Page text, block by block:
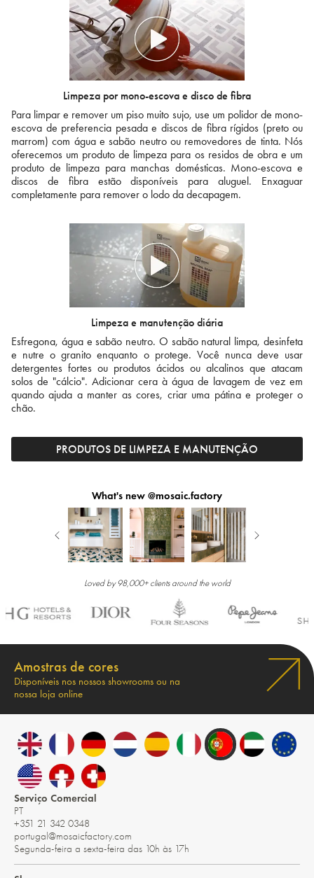
Limpeza por mono-escova e disco de fibra
Para limpar e remover um piso muito sujo, use um polidor de mono-
escova de preferencia pesada e discos de fibra rígidos (preto ou
marrom) com água e sabão neutro ou removedores de tinta. Nós
oferecemos um produto de limpeza para os residos de obra e um
produto de limpeza para manchas domésticas. Mono-escova e
discos de fibra estão disponíveis para aluguel. Enxaguar
completamente para remover o lodo da decapagem.
Limpeza e manutenção diária
Esfregona, água e sabão neutro. O sabão natural limpa, desinfeta
e nutre o granito enquanto o protege. Você nunca deve usar
detergentes fortes ou produtos ácidos ou alcalinos que atacam
solos de "cálcio". Adicionar cera à água de lavagem de vez em
quando ajuda a manter as cores, criar uma pátina e proteger o
chão.
PRODUTOS DE LIMPEZA E MANUTENÇÃO
What's new @mosaic.factory
Loved by 98,000+ clients around the world
Amostras de cores
Disponíveis nos nossos showrooms ou na
nossa loja online
Serviço Comercial
PT
+351 21 342 0348
portugal@mosaicfactory.com
Segunda-feira a sexta-feira das 10h às 17h